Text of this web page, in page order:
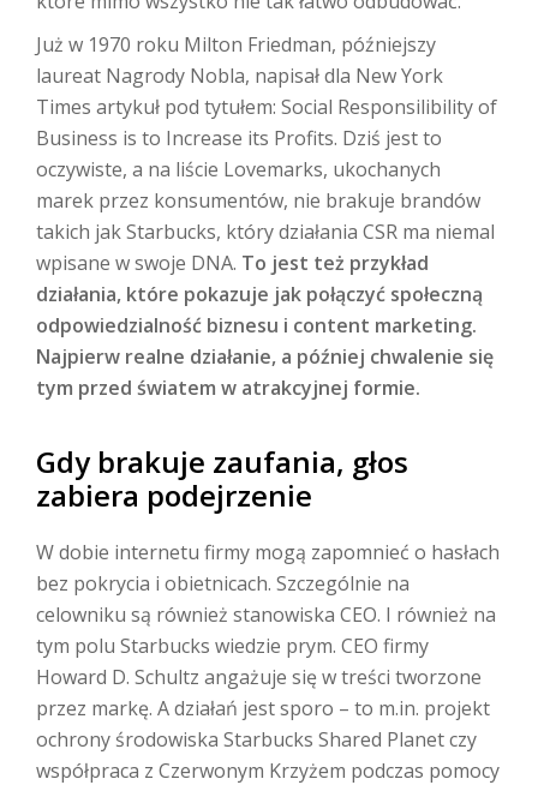
Już w 1970 roku Milton Friedman, późniejszy
laureat Nagrody Nobla, napisał dla New York
Times artykuł pod tytułem: Social Responsilibility of
Business is to Increase its Profits. Dziś jest to
oczywiste, a na liście Lovemarks, ukochanych
marek przez konsumentów, nie brakuje brandów
takich jak Starbucks, który działania CSR ma niemal
wpisane w swoje DNA. To jest też przykład
działania, które pokazuje jak połączyć społeczną
odpowiedzialność biznesu i content marketing.
Najpierw realne działanie, a później chwalenie się
tym przed światem w atrakcyjnej formie.
Gdy brakuje zaufania, głos
zabiera podejrzenie
W dobie internetu firmy mogą zapomnieć o hasłach
bez pokrycia i obietnicach. Szczególnie na
celowniku są również stanowiska CEO. I również na
tym polu Starbucks wiedzie prym. CEO firmy
Howard D. Schultz angażuje się w treści tworzone
przez markę. A działań jest sporo – to m.in. projekt
ochrony środowiska Starbucks Shared Planet czy
współpraca z Czerwonym Krzyżem podczas pomocy